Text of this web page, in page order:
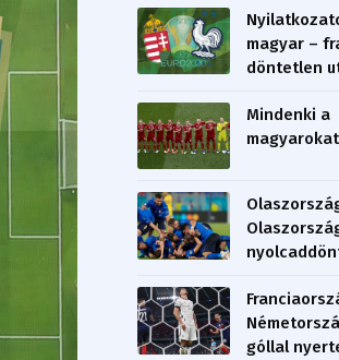
magyar –
döntetlen
Mindenki a
góllal